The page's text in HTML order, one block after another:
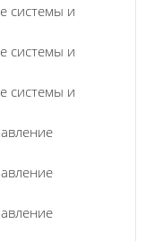
системы и
системы и
системы и